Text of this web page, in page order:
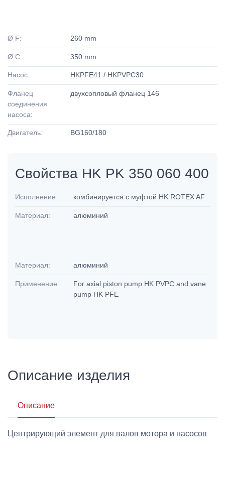
Ø F: 260 mm
Ø C: 350 mm
Насос: HKPFE41 / HKPVPC30
Фланец
соединения
насоса:
двухсопловый фланец 146
Двигатель: BG160/180
Свойства HK PK 350 060 400
Исполнение: комбинируется с муфтой HK ROTEX AF
Материал: алюминий
Материал: алюминий
Применение:
For axial piston pump HK PVPC and vane
pump HK PFE
Описание изделия
Описание
Центрирующий элемент для валов мотора и насосов